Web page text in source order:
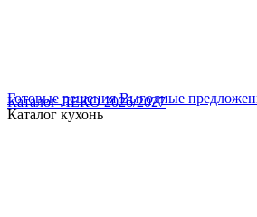
Каталог ЛЕКО 2026/2027
Готовые решения Выгодные
Каталог кухонь